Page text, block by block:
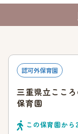
認可外保育園
三重県立ここ
保育園
この保育園から